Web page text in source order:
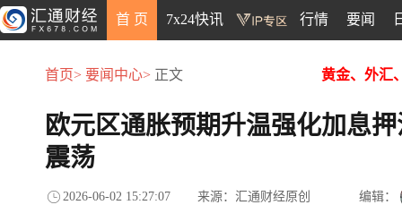
首 页 7x24快讯 行情 要闻
首页> 要闻中心> 正文 黄金、外汇
欧元区通胀预期升温强化加息
震荡
2026-06-02 15:27:07 来源：汇通财经原创 编辑：